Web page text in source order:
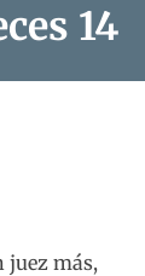
14
juez más,